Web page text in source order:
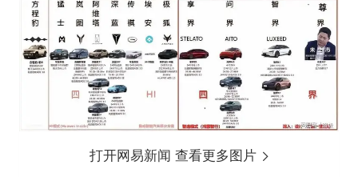
打开网易新闻 查看更多图片